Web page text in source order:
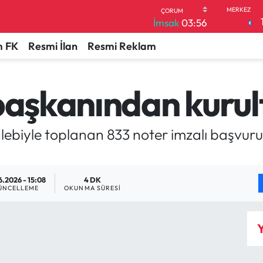
İmsak03:56
FK Resmi İlan Resmi Reklam
toplanan 833 noter imzalı
- 15:08 4 DK
OKUNMA SÜRESI